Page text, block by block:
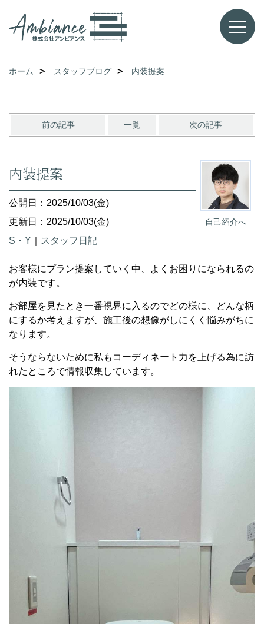
ホーム スタッフブログ 内装提案
前の記事 一覧 次の記事
自己紹介へ
内装提案
公開日：2025/10/03(金)
更新日：2025/10/03(金)
S・Y
スタッフ日記
お客様にプラン提案していく中、よくお困りになられるの
が内装です。
お部屋を見たとき一番視界に入るのでどの様に、どんな柄
にするか考えますが、施工後の想像がしにくく悩みがちに
なります。
そうならないために私もコーディネート力を上げる為に訪
れたところで情報収集しています。